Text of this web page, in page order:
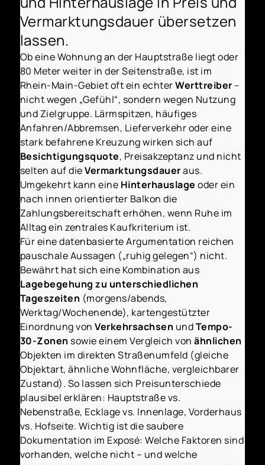
Vermarktungsdauer übersetzen
lassen.
Ob eine Wohnung an der Hauptstraße liegt oder
80 Meter weiter in der Seitenstraße, ist im
Rhein-Main-Gebiet oft ein echterWerttreiber –
nicht wegen „Gefühl“, sondern wegen Nutzung
und Zielgruppe. Lärmspitzen, häufiges
Anfahren/Abbremsen, Lieferverkehr oder eine
stark befahrene Kreuzung wirken sich auf
Besichtigungsquote, Preisakzeptanz und nicht
selten auf dieVermarktungsdaueraus.
Umgekehrt kann eine Hinterhauslage oder ein
nach innen orientierter Balkon die
Zahlungsbereitschaft erhöhen, wenn Ruhe im
Alltag ein zentrales Kaufkriterium ist.
Für eine datenbasierte Argumentation reichen
pauschale Aussagen („ruhig gelegen“) nicht.
Bewährt hat sich eine Kombination aus
Lagebegehung zu unterschiedlichen
Tageszeiten (morgens/abends,
Werktag/Wochenende), kartengestützter
Einordnung vonVerkehrsachsen undTempo-
30-Zonen sowie einem Vergleich vonähnlichen
Objekten im direkten Straßenumfeld (gleiche
Objektart, ähnliche Wohnfläche, vergleichbarer
Zustand). So lassen sich Preisunterschiede
plausibel erklären: Hauptstraße vs.
Nebenstraße, Ecklage vs. Innenlage, Vorderhaus
vs. Hofseite. Wichtig ist die saubere
Dokumentation im Exposé: Welche Faktoren sind
vorhanden, welche nicht – und welche